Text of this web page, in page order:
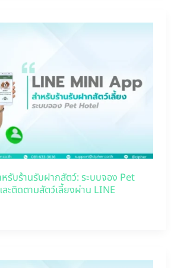
รับร้านรับฝากสัตว์: ระบบจอง Pet
ะติดตามสัตว์เลี้ยงผ่าน LINE